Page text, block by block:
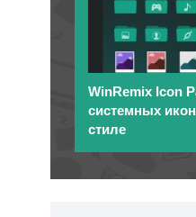
WinRemix Icon
системных
стиле